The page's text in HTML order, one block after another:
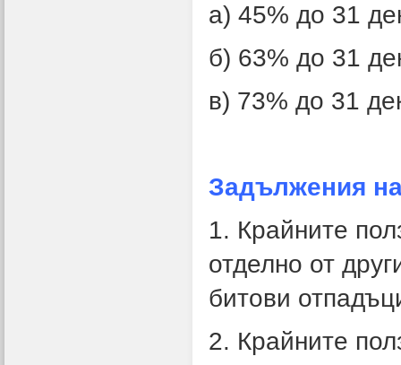
a) 45% до 31
б) 63% до 31
в) 73% до 31
Задължения
1. Крайните
отделно от
битови
2. Крайните